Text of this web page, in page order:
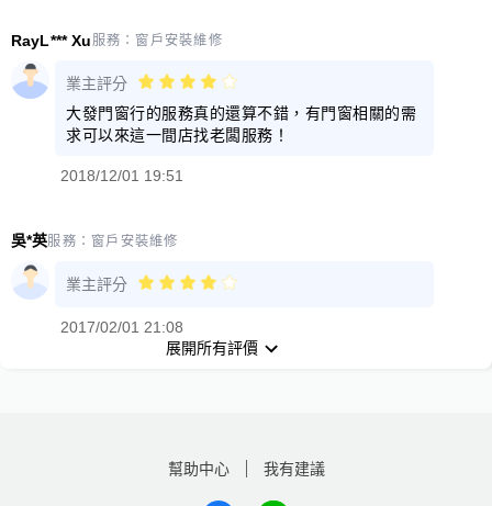
RayL*** Xu服務： 窗戶安裝維修
業主評分
大發門窗行的服務真的還算不錯，有門窗相關的需
求可以來這一間店找老闆服務！
2018/12/01 19:51
吳*英服務： 窗戶安裝維修
業主評分
2017/02/01 21:08
展開所有評價
幫助中心 我有建議